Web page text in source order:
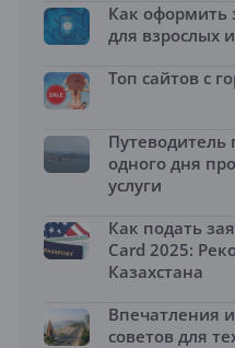
Как оформить
для взрослых
Топ сайтов с
Путеводитель
одного дня
услуги
Как подать
Card 2025:
Казахстана
Впечатления
советов для